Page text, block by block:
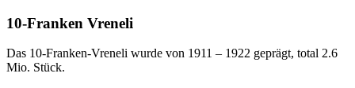
10-Franken Vreneli
Das 10-Franken-Vreneli wurde von 1911 – 1922 geprägt, total 2.6
Mio. Stück.